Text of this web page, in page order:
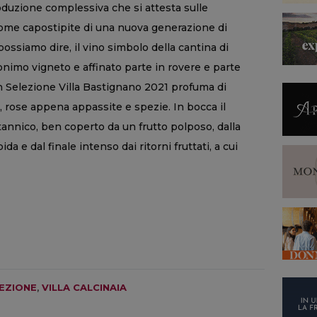
complessiva che si attesta sulle
capostipite di una nuova generazione di
dire, il vino simbolo della cantina di
vigneto e affinato parte in rovere e parte
Villa Bastignano 2021 profuma di
appena appassite e spezie. In bocca il
ben coperto da un frutto polposo, dalla
e dal finale intenso dai ritorni fruttati, a cui
, VILLA CALCINAIA